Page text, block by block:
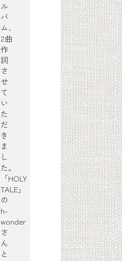
ル
バ
ム、
2曲
作
詞
さ
せ
て
い
た
だ
き
ま
し
た。
「HOLY
TALE」
の
h-
wonder
さ
ん
と